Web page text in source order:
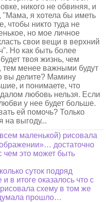
никого не обвиняя, и
я хотела бы иметь
чтобы никто туда не
но мое личное
свои вещи в верхний
Но как быть более
твоя жизнь, чем
тем менее важными будут
вы делите? Мамину
и понимаете, что
любовь нельзя. Если
у нее будет больше.
ей помочь? Только
на выгоду...
маленькой) рисовала
достаточно
это может быть
суток подряд
в итоге оказалось что с
схему в том же
прошло…